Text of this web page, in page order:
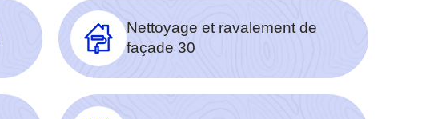
Nettoyage et ravalement de
façade 30